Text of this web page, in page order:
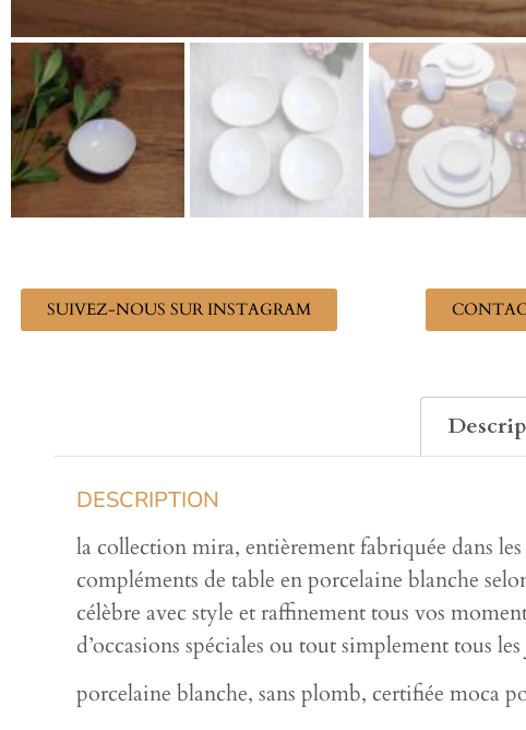
SUIVEZ-NOUS SUR INSTAGRAM
DESCRIPTION
la collection mira, entièrement fabriquée dans les
compléments de table en porcelaine blanche
célèbre avec style et raffinement tous vos
d’occasions spéciales ou tout simplement tous
porcelaine blanche, sans plomb, certifiée moca